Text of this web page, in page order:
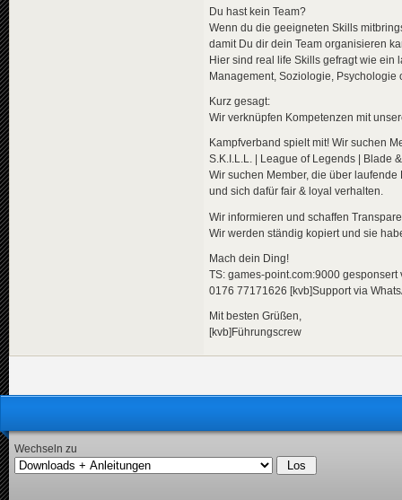
Du hast kein Team?
Wenn du die geeigneten Skills
damit Du dir dein Team organisieren
Hier sind real life Skills gefragt wie ein
Management, Soziologie,
Kurz gesagt:
Wir verknüpfen Kompetenzen mit
Kampfverband spielt mit! Wir suchen
S.K.I.L.L. | League of Legends | Blade
Wir suchen Member, die über
und sich dafür fair & loyal verhalten.
Wir informieren und schaffen
Wir werden ständig kopiert und sie
Mach dein Ding!
TS: games-point.com:9000 gesponsert
0176 77171626 [kvb]Support via
Mit besten Grüßen,
[kvb]Führungscrew
Wechseln zu